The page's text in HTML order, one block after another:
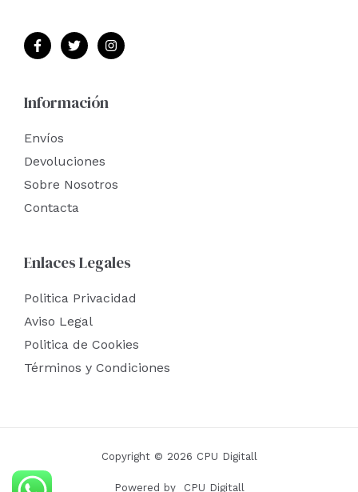
Información
Envíos
Devoluciones
Sobre Nosotros
Contacta
Enlaces Legales
Politica Privacidad
Aviso Legal
Politica de Cookies
Términos y Condiciones
Copyright © 2026 CPU Digitall
Powered by CPU Digitall